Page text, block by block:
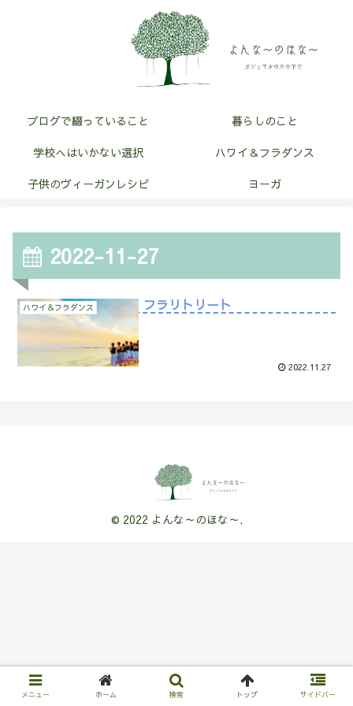
ブログで綴っていること
暮らしのこと
学校へはいかない選択
ハワイ＆フラダンス
子供のヴィーガンレシピ
ヨーガ
2022-11-27
ハワイ＆フラダンス フラリトリート
2022.11.27
© 2022 よんな～のほな～.
メニュー ホーム 検索 トップ サイドバー